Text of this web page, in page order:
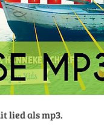
lied als mp3.